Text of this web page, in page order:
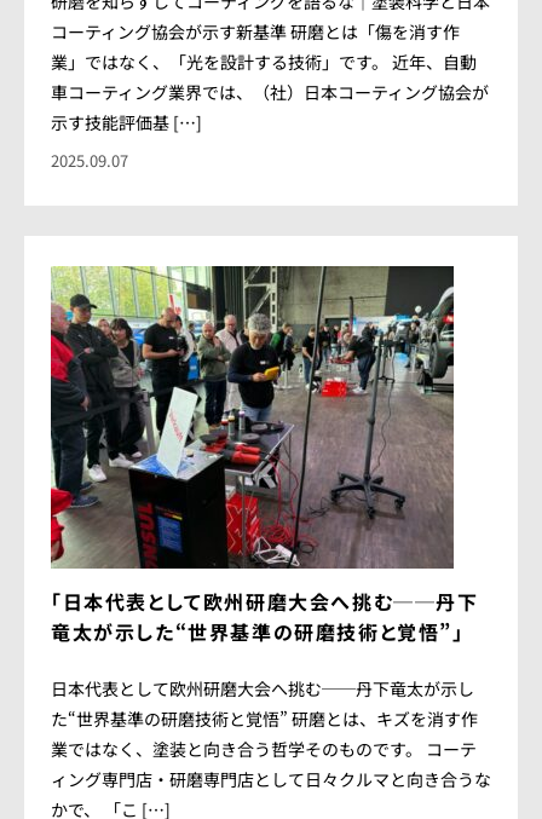
コーティング協会が示す新基準 研磨とは「傷を消す作
業」ではなく、「光を設計する技術」です。 近年、自動
車コーティング業界では、（社）日本コーティング協会が
示す技能評価基 […]
2025.09.07
「日本代表として欧州研磨大会へ挑む──丹下
竜太が示した“世界基準の研磨技術と覚悟”」
日本代表として欧州研磨大会へ挑む──丹下竜太が示し
た“世界基準の研磨技術と覚悟” 研磨とは、キズを消す作
業ではなく、塗装と向き合う哲学そのものです。 コーテ
ィング専門店・研磨専門店として日々クルマと向き合うな
かで、 「こ […]